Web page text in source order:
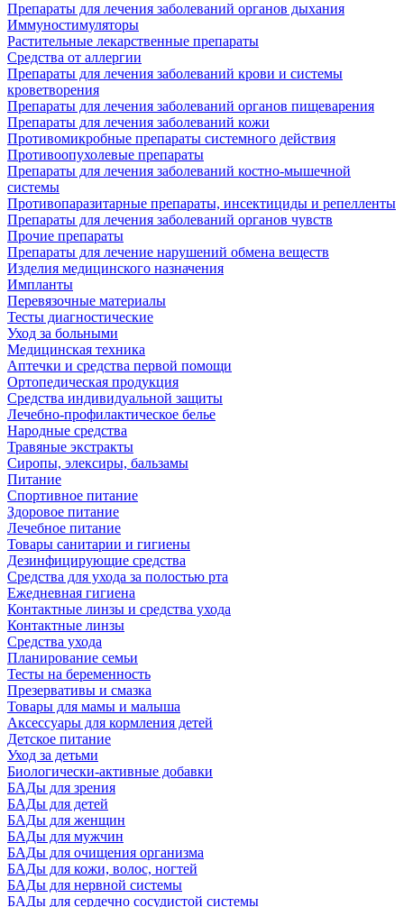
Препараты для лечения заболеваний органов дыхания
Иммуностимуляторы
Растительные лекарственные препараты
Средства от аллергии
Препараты для лечения заболеваний крови и системы
кроветворения
Препараты для лечения заболеваний органов пищеварения
Препараты для лечения заболеваний кожи
Противомикробные препараты системного действия
Противоопухолевые препараты
Препараты для лечения заболеваний костно-мышечной
системы
Противопаразитарные препараты, инсектициды и репелленты
Препараты для лечения заболеваний органов чувств
Прочие препараты
Препараты для лечение нарушений обмена веществ
Изделия медицинского назначения
Импланты
Перевязочные материалы
Тесты диагностические
Уход за больными
Медицинская техника
Аптечки и средства первой помощи
Ортопедическая продукция
Средства индивидуальной защиты
Лечебно-профилактическое белье
Народные средства
Травяные экстракты
Сиропы, элексиры, бальзамы
Питание
Спортивное питание
Здоровое питание
Лечебное питание
Товары санитарии и гигиены
Дезинфицирующие средства
Средства для ухода за полостью рта
Ежедневная гигиена
Контактные линзы и средства ухода
Контактные линзы
Средства ухода
Планирование семьи
Тесты на беременность
Презервативы и смазка
Товары для мамы и малыша
Аксессуары для кормления детей
Детское питание
Уход за детьми
Биологически-активные добавки
БАДы для зрения
БАДы для детей
БАДы для женщин
БАДы для мужчин
БАДы для очищения организма
БАДы для кожи, волос, ногтей
БАДы для нервной системы
БАДы для сердечно сосудистой системы